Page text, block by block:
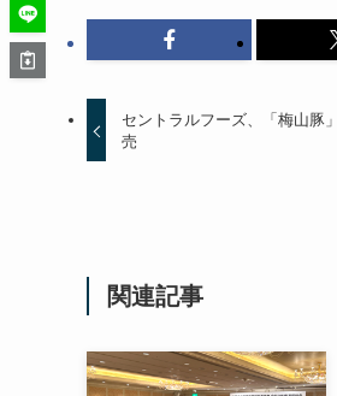
セントラルフーズ、「梅山豚
売
関連記事